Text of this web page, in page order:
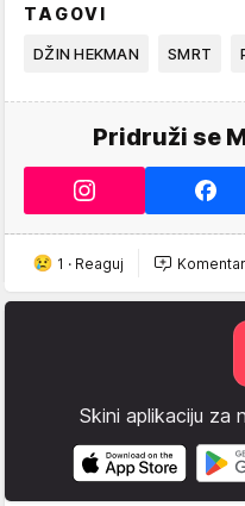
TAGOVI
DŽIN HEKMAN SMRT
Pridruži se
1 · Reaguj
Skini aplikaciju za